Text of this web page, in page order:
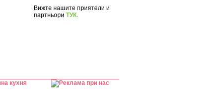
Вижте нашите приятели и
партньори ТУК.